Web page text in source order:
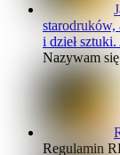
i dzieł
Nazywam
Regulamin